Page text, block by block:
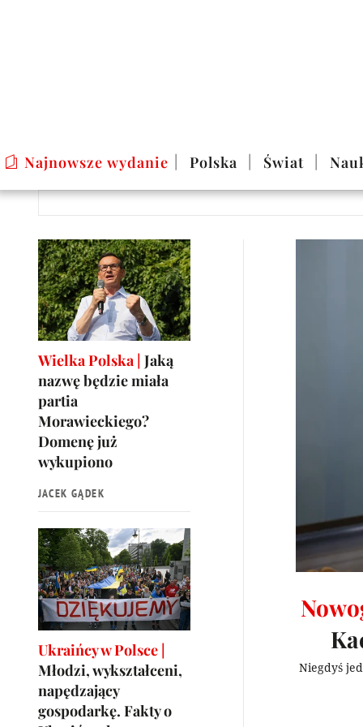
Najnowsze wydanie Polska Świat
Niegdyś
Wielka Polska | Jaką
nazwę będzie miała
partia
Morawieckiego?
Domenę już
wykupiono
JACEK GĄDEK
Ukraińcy w Polsce |
Młodzi, wykształceni,
napędzający
gospodarkę. Fakty o